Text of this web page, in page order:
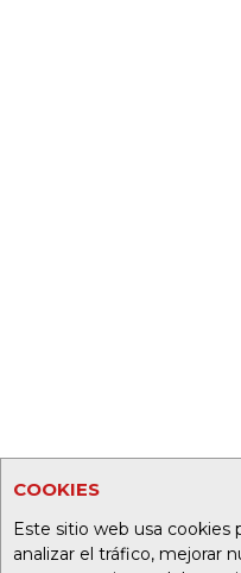
COOKIES
Este sitio web usa cookies
analizar el tráfico, mejorar